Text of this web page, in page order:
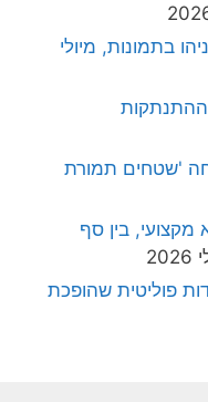
בתמונות, מיולי
'שטחים תמורת
מקצועי, בין סף
פוליטית שהופכת